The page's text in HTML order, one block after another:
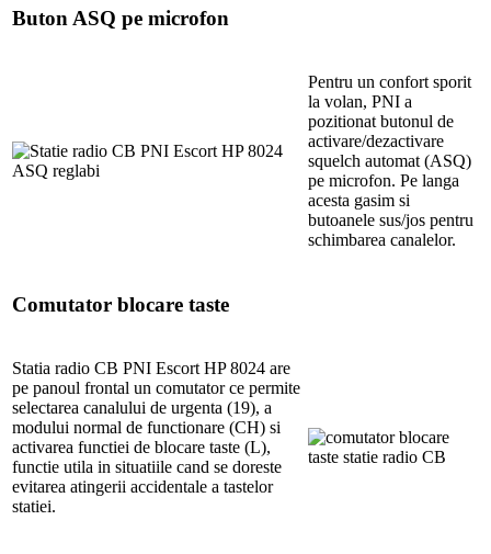
Buton ASQ pe microfon
Pentru un confort sporit
la volan, PNI a
pozitionat butonul de
activare/dezactivare
squelch automat (ASQ)
pe microfon. Pe langa
acesta gasim si
butoanele sus/jos pentru
schimbarea canalelor.
Comutator blocare taste
Statia radio CB PNI Escort HP 8024 are
pe panoul frontal un comutator ce permite
selectarea canalului de urgenta (19), a
modului normal de functionare (CH) si
activarea functiei de blocare taste (L),
functie utila in situatiile cand se doreste
evitarea atingerii accidentale a tastelor
statiei.